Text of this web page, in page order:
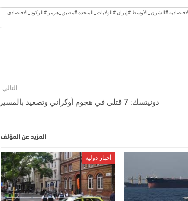
#الشرق_الأوسط #إيران #الولايات_المتحدة #مضيق_هرمز #الركود_الاقتصادي
التالي
دونيتسك: 7 قتلى في هجوم أوكراني وتصعيد بالمسيرات
المزيد عن المؤلف
أخبار دولية